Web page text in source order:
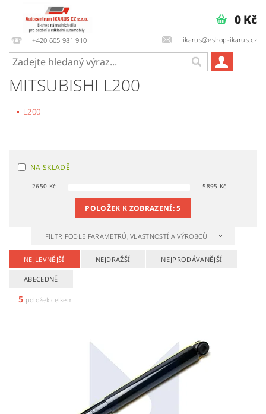
+420 605 981 910 ikarus@eshop-ikarus.cz
0 Kč
MITSUBISHI L200
L200
NA SKLADĚ
2650 Kč 5895 Kč
POLOŽEK K ZOBRAZENÍ:5
FILTR PODLE PARAMETRŮ, VLASTNOSTÍ A VÝROBCŮ
NEJLEVNĚJŠÍ NEJDRAŽŠÍ NEJPRODÁVANĚJŠÍ
ABECEDNĚ
5 položek celkem